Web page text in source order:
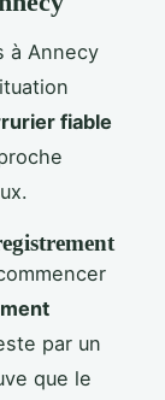
à Annecy
fiable
par un
que le